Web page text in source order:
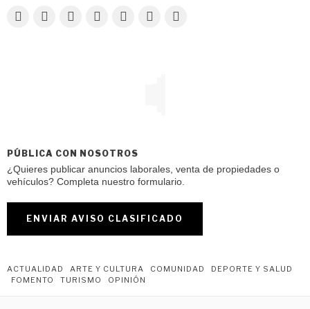
PÚBLICA CON NOSOTROS
¿Quieres publicar anuncios laborales, venta de propiedades o
vehículos? Completa nuestro formulario.
ENVIAR AVISO CLASIFICADO
ACTUALIDAD ARTE Y CULTURA COMUNIDAD
DEPORTE Y SALUD
FOMENTO
TURISMO OPINIÓN